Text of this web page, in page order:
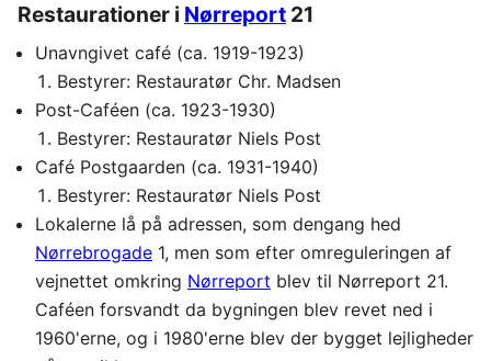
Restaurationer i Nørreport 21
Unavngivet café (ca. 1919-1923)
Bestyrer: Restauratør Chr. Madsen
Post-Caféen (ca. 1923-1930)
Bestyrer: Restauratør Niels Post
Café Postgaarden (ca. 1931-1940)
Bestyrer: Restauratør Niels Post
Lokalerne lå på adressen, som dengang hed
Nørrebrogade 1, men som efter omreguleringen af
vejnettet omkring Nørreport blev til Nørreport 21.
Caféen forsvandt da bygningen blev revet ned i
1960'erne, og i 1980'erne blev der bygget lejligheder